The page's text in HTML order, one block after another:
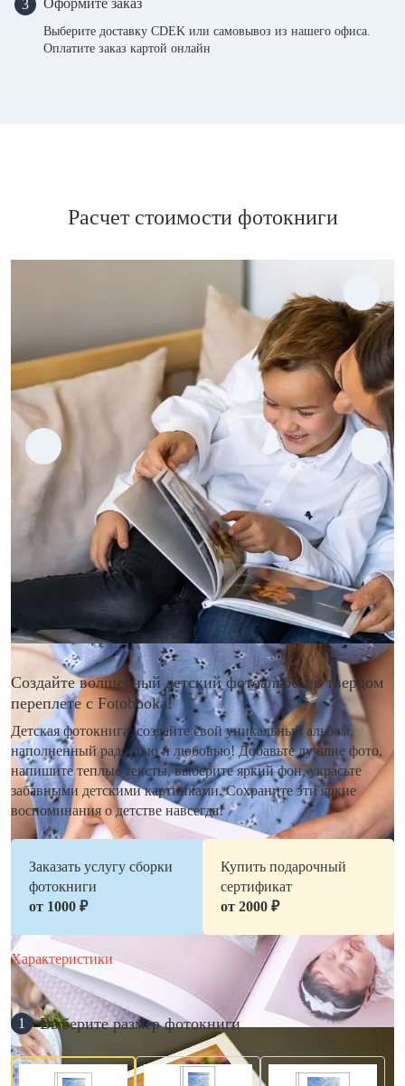
3 Оформите заказ
Выберите доставку CDEK или самовывоз из нашего офиса.
Оплатите заказ картой онлайн
Расчет стоимости фотокниги
Создайте волшебный детский фотоальбом в твердом
переплете с Fotobooka!
Детская фотокнига: создайте свой уникальный альбом,
наполненный радостью и любовью! Добавьте лучшие фото,
напишите теплые тексты, выберите яркий фон, украсьте
забавными детскими картинками. Сохраните эти яркие
воспоминания о детстве навсегда!
Заказать услугу сборки
фотокниги
от 1000 ₽
Купить подарочный
сертификат
от 2000 ₽
Характеристики
1 Выберите размер фотокниги